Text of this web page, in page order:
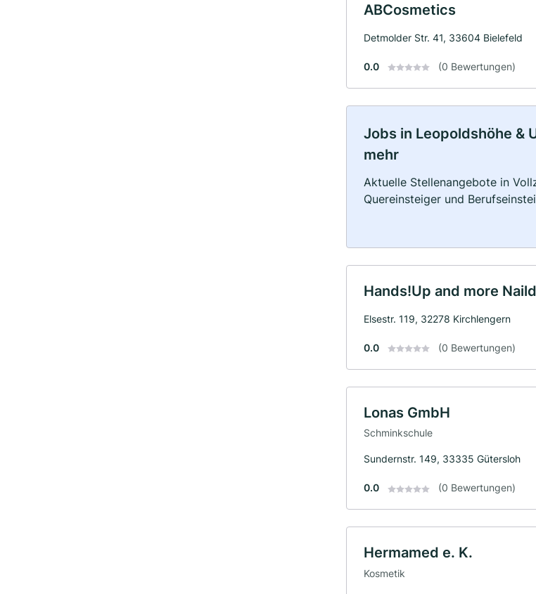
ABCosmetics
Detmolder Str. 41, 33604 Bielefeld
0.0 (0 Bewertungen)
Jobs in Leopoldshöhe &
mehr
Aktuelle Stellenangebote in
Quereinsteiger und
Hands!Up and more
Elsestr. 119, 32278 Kirchlengern
0.0 (0 Bewertungen)
Lonas GmbH
Schminkschule
Sundernstr. 149, 33335 Gütersloh
0.0 (0 Bewertungen)
Hermamed e. K.
Kosmetik